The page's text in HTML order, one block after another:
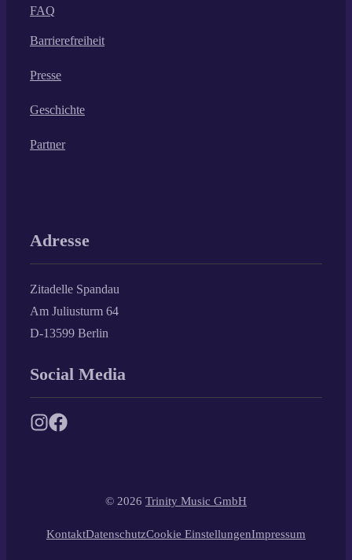
FAQ
Barrierefreiheit
Presse
Geschichte
Partner
Adresse
Zitadelle Spandau
Am Juliusturm 64
D-13599 Berlin
Social Media
© 2026 Trinity Music GmbH
KontaktDatenschutzCookie EinstellungenImpressum